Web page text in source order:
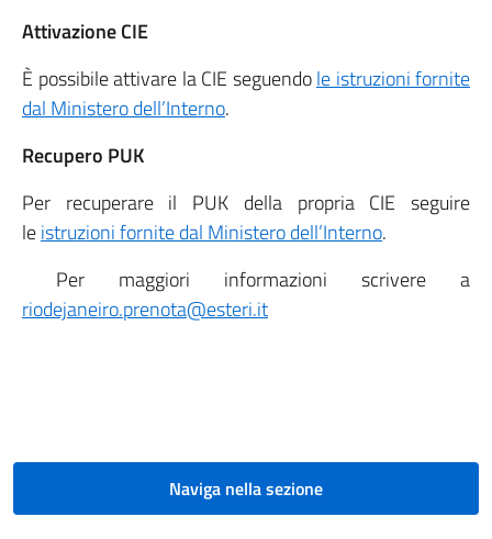
Attivazione CIE
È possibile attivare la CIE seguendole istruzioni fornite
dal Ministero dell’Interno.
Recupero PUK
Per recuperare il PUK della propria CIE seguire
leistruzioni fornite dal Ministero dell’Interno.
Per maggiori informazioni scrivere a
riodejaneiro.prenota@esteri.it
Naviga nella sezione